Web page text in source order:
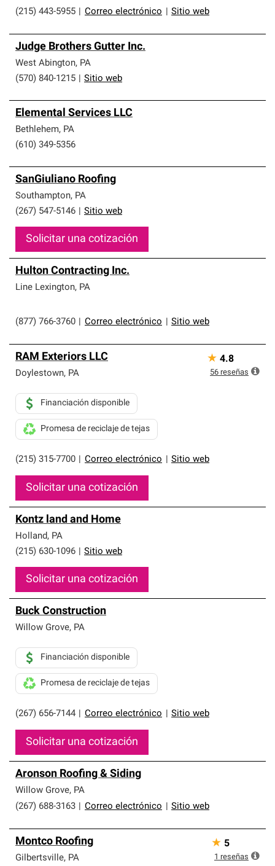
(215) 443-5955 Correo electrónico Sitio web
Judge Brothers Gutter Inc.
West Abington, PA
(570) 840-1215
Sitio web
Elemental Services LLC
Bethlehem, PA
(610) 349-5356
SanGiuliano Roofing
Southampton, PA
(267) 547-5146
Sitio web
Solicitar una cotización
Hulton Contracting Inc.
Line Lexington, PA
(877) 766-3760 Correo electrónico Sitio web
RAM Exteriors LLC
Doylestown, PA
(215) 315-7700 Correo electrónico Sitio web
Financiación disponible
Promesa de reciclaje de tejas
Solicitar una cotización
★ 4.8
56 reseñas
Kontz land and Home
Holland, PA
(215) 630-1096
Sitio web
Solicitar una cotización
Buck Construction
Willow Grove, PA
(267) 656-7144 Correo electrónico Sitio web
Financiación disponible
Promesa de reciclaje de tejas
Solicitar una cotización
Aronson Roofing & Siding
Willow Grove, PA
(267) 688-3163
Correo electrónico Sitio web
Montco Roofing
Gilbertsville, PA
★ 5
1 reseñas